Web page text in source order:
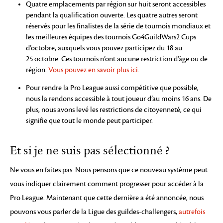
Quatre emplacements par région sur huit seront accessibles
pendant la qualification ouverte. Les quatre autres seront
réservés pour les finalistes de la série de tournois mondiaux et
les meilleures équipes des tournois Go4GuildWars2 Cups
d’octobre, auxquels vous pouvez participez du 18 au
25 octobre. Ces tournois n’ont aucune restriction d’âge ou de
région.Vous pouvez en savoir plus ici.
Pour rendre la Pro League aussi compétitive que possible,
nous la rendons accessible à tout joueur d’au moins 16 ans. De
plus, nous avons levé les restrictions de citoyenneté, ce qui
signifie que tout le monde peut participer.
Et si je ne suis pas sélectionné ?
Ne vous en faites pas. Nous pensons que ce nouveau système peut
vous indiquer clairement comment progresser pour accéder à la
Pro League. Maintenant que cette dernière a été annoncée, nous
pouvons vous parler de la Ligue des guildes-challengers,autrefois